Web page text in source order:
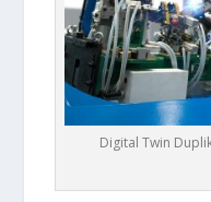
Digital Twin